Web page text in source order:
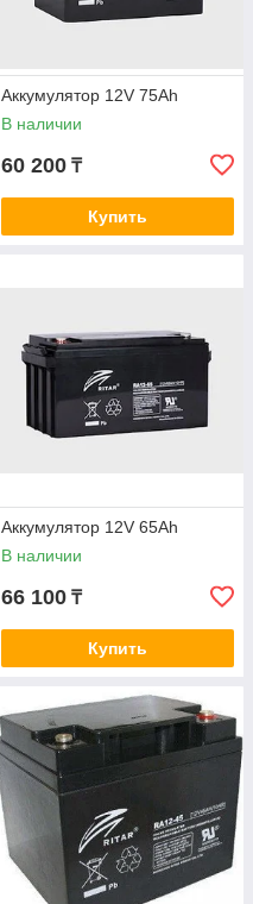
Аккумулятор 12V 75Ah
В наличии
60 200 ₸
Купить
Аккумулятор 12V 65Ah
В наличии
66 100 ₸
Купить